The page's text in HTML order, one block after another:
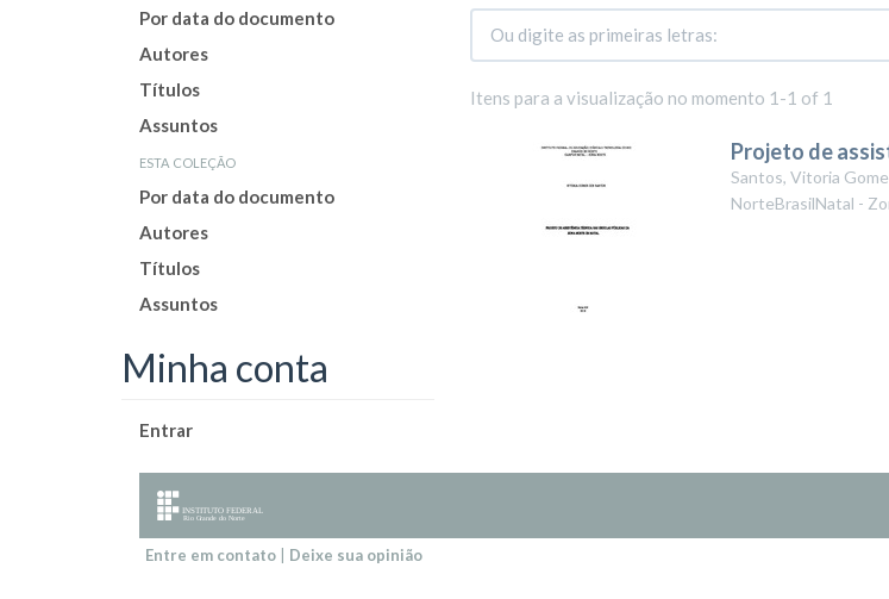
Por data do documento
Autores
Títulos
Assuntos
esta coleção
Por data do documento
Autores
Títulos
Assuntos
Minha conta
Entrar
Itens para a visualização no momento 1-1 of 1
Projeto de
Santos, Vitoria
NorteBrasilNatal -
Entre em contato Deixe sua opinião